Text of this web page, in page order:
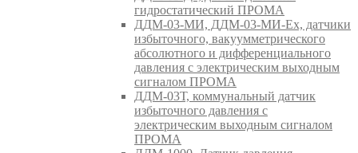
гидростатический ПРОМА
ДДМ-03-МИ, ДДМ-03-МИ-Ех, датчики
избыточного, вакуумметрического
абсолютного и дифференциального
давления с электрическим выходным
сигналом ПРОМА
ДДМ-03Т, коммунальный датчик
избыточного давления с
электрическим выходным сигналом
ПРОМА